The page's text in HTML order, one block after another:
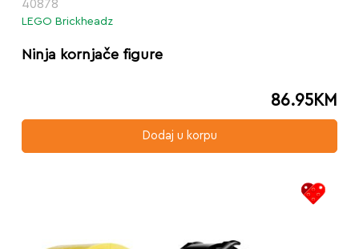
40878
LEGO Brickheadz
Ninja kornjače figure
86.95KM
Dodaj u korpu